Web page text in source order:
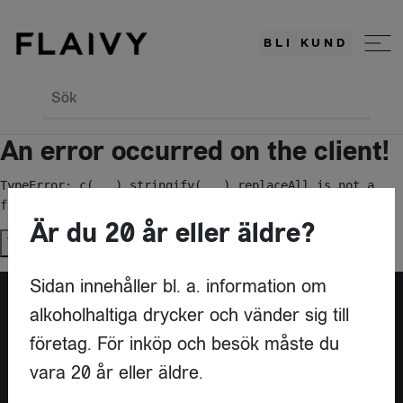
BLI KUND
Sök
An error occurred on the client!
TypeError: c(...).stringify(...).replaceAll is not a
function
Try again
Är du leverantör?
Är du 20 år eller äldre?
Sidan innehåller bl. a. information om
alkoholhaltiga drycker och vänder sig till
företag. För inköp och besök måste du
vara 20 år eller äldre.